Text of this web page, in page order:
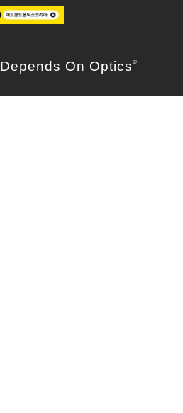
Depends On Optics ®